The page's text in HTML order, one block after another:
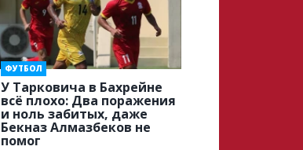
У Тарковича в Бахрейне
всё плохо: Два поражения
и ноль забитых, даже
Бекназ Алмазбеков не
помог
ФУТБОЛ